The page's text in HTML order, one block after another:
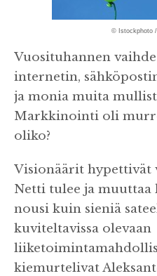
© Istockphoto
Vuosituhannen
internetin,
ja monia muita
Markkinointi oli
oliko?
Visionäärit hypettivät
Netti tulee ja
nousi kuin sieniä
kuviteltavissa olevaan
kiemurtelivat